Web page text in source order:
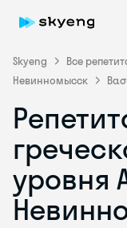
Skyeng Все
Невинномысск
уровня
Skyeng Chat
online